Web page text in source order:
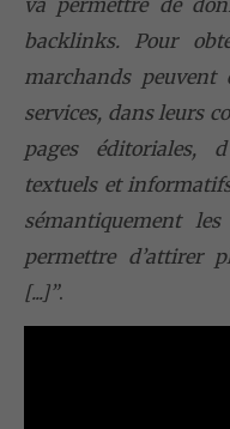
backlinks. Pour
marchands
services, dans leurs
pages éditoriales,
textuels et
sémantiquement
permettre d’attirer
[...]”.